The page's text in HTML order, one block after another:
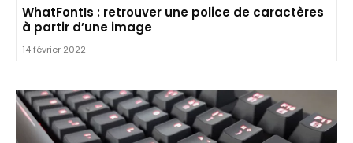
WhatFontIs : retrouver une police de caractères
à partir d’une image
14 février 2022